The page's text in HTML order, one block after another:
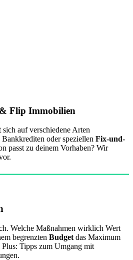
Flip Immobilien
auf verschiedene Arten
oder speziellenFix-und-
passt zu deinem Vorhaben? Wir
Welche Maßnahmen wirklich Wert
begrenztenBudget das Maximum
Plus: Tipps zum Umgang mit